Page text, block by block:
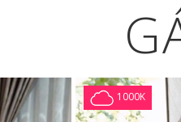
1000K